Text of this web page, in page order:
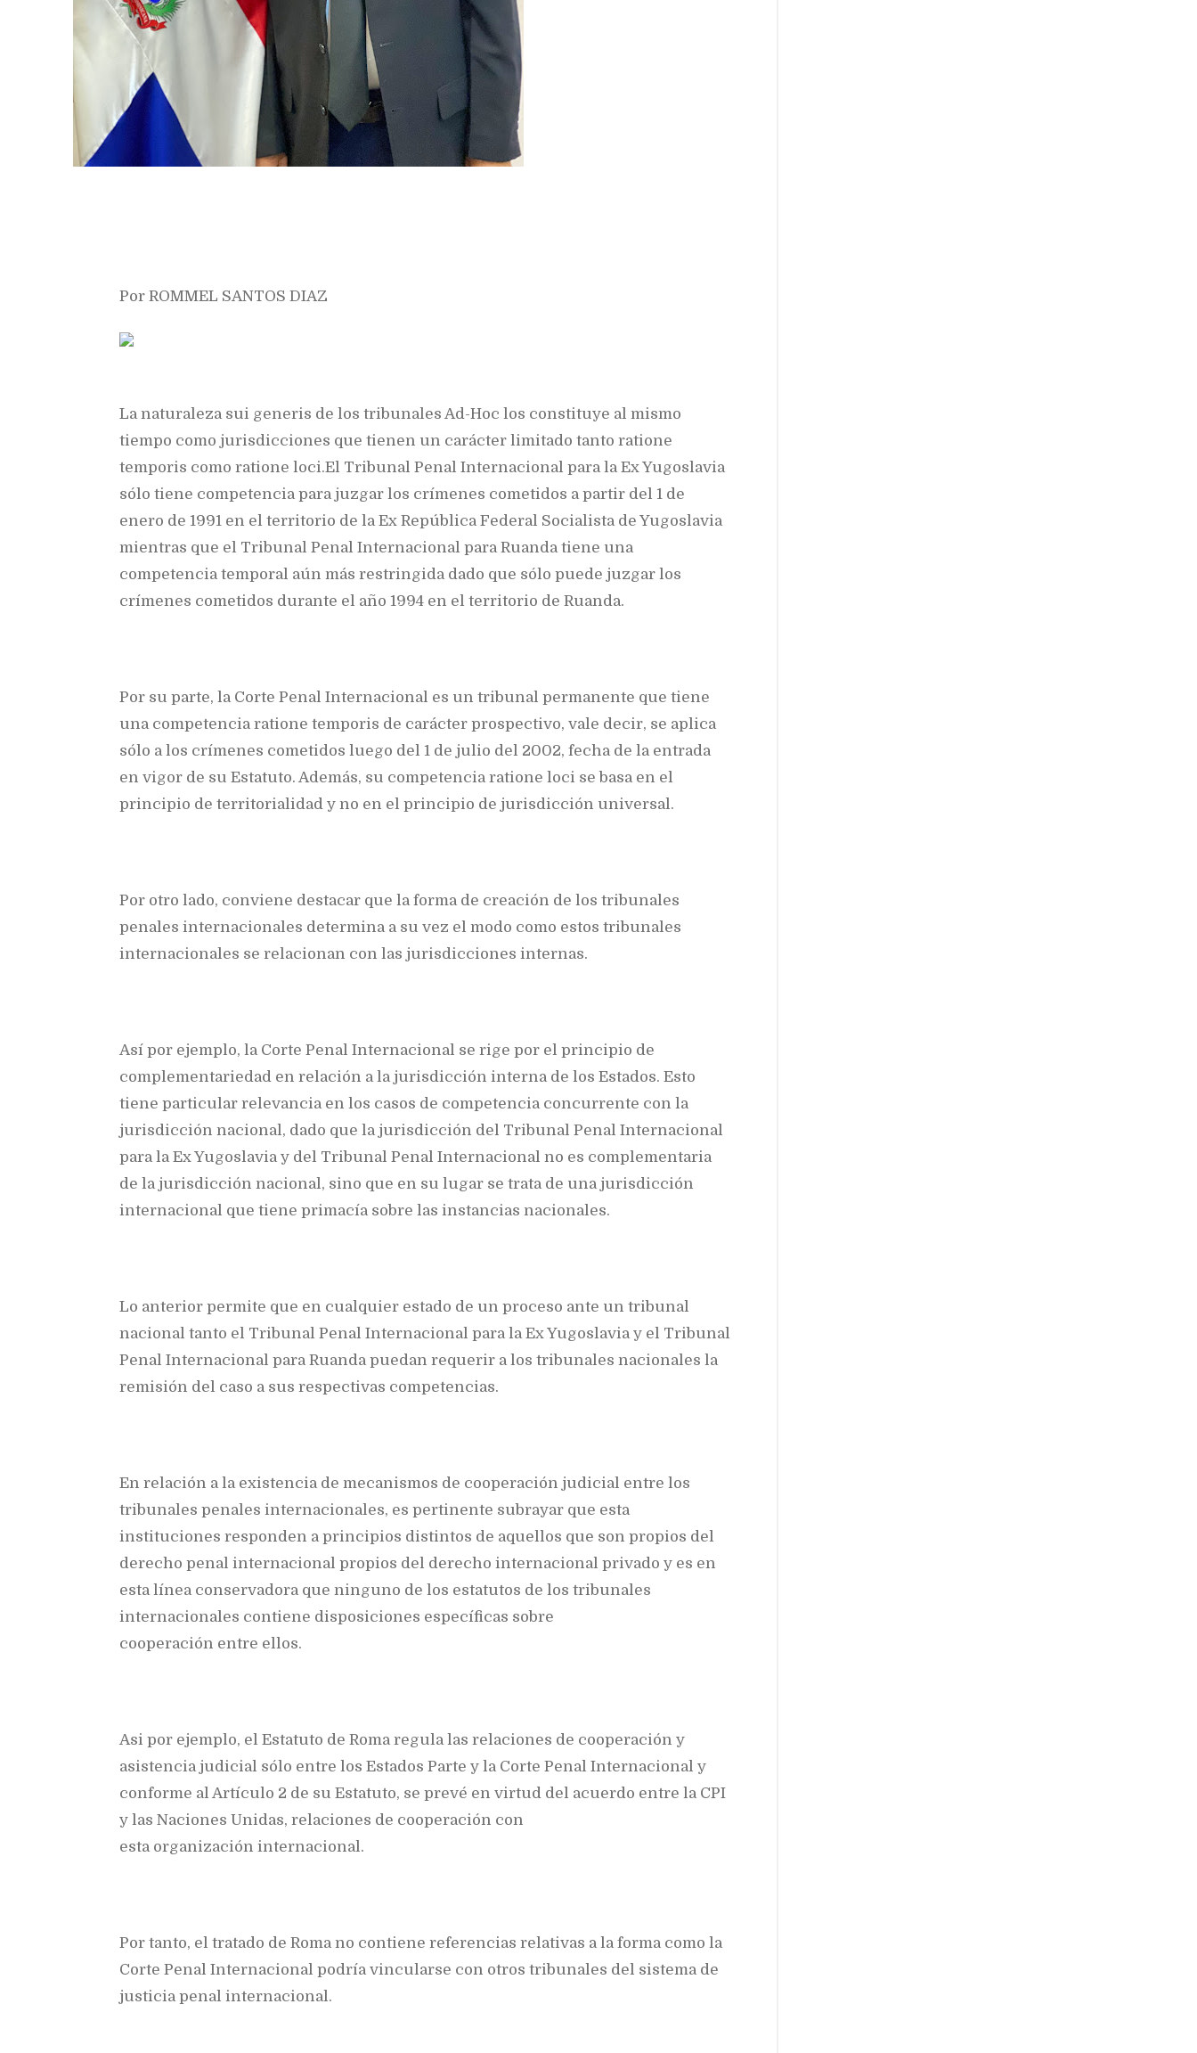
Por ROMMEL SANTOS DIAZ
La naturaleza sui generis de los tribunales Ad-Hoc los constituye al mismo
tiempo como jurisdicciones que tienen un carácter limitado tanto ratione
temporis como ratione loci.El Tribunal Penal Internacional para la Ex Yugoslavia
sólo tiene competencia para juzgar los crímenes cometidos a partir del 1 de
enero de 1991 en el territorio de la Ex República Federal Socialista de Yugoslavia
mientras que el Tribunal Penal Internacional para Ruanda tiene una
competencia temporal aún más restringida dado que sólo puede juzgar los
crímenes cometidos durante el año 1994 en el territorio de Ruanda.
Por su parte, la Corte Penal Internacional es un tribunal permanente que tiene
una competencia ratione temporis de carácter prospectivo, vale decir, se aplica
sólo a los crímenes cometidos luego del 1 de julio del 2002, fecha de la entrada
en vigor de su Estatuto. Además, su competencia ratione loci se basa en el
principio de territorialidad y no en el principio de jurisdicción universal.
Por otro lado, conviene destacar que la forma de creación de los tribunales
penales internacionales determina a su vez el modo como estos tribunales
internacionales se relacionan con las jurisdicciones internas.
Así por ejemplo, la Corte Penal Internacional se rige por el principio de
complementariedad en relación a la jurisdicción interna de los Estados. Esto
tiene particular relevancia en los casos de competencia concurrente con la
jurisdicción nacional, dado que la jurisdicción del Tribunal Penal Internacional
para la Ex Yugoslavia y del Tribunal Penal Internacional no es complementaria
de la jurisdicción nacional, sino que en su lugar se trata de una jurisdicción
internacional que tiene primacía sobre las instancias nacionales.
Lo anterior permite que en cualquier estado de un proceso ante un tribunal
nacional tanto el Tribunal Penal Internacional para la Ex Yugoslavia y el Tribunal
Penal Internacional para Ruanda puedan requerir a los tribunales nacionales la
remisión del caso a sus respectivas competencias.
En relación a la existencia de mecanismos de cooperación judicial entre los
tribunales penales internacionales, es pertinente subrayar que esta
instituciones responden a principios distintos de aquellos que son propios del
derecho penal internacional propios del derecho internacional privado y es en
esta línea conservadora que ninguno de los estatutos de los tribunales
internacionales contiene disposiciones específicas sobre
cooperación entre ellos.
Asi por ejemplo, el Estatuto de Roma regula las relaciones de cooperación y
asistencia judicial sólo entre los Estados Parte y la Corte Penal Internacional y
conforme al Artículo 2 de su Estatuto, se prevé en virtud del acuerdo entre la CPI
y las Naciones Unidas, relaciones de cooperación con
esta organización internacional.
Por tanto, el tratado de Roma no contiene referencias relativas a la forma como la
Corte Penal Internacional podría vincularse con otros tribunales del sistema de
justicia penal internacional.